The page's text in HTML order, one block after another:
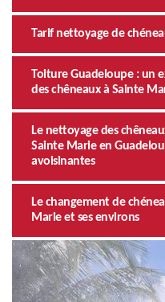
Tarif nettoyage de
Toiture Guadeloupe : un
des chêneaux à Sainte
Le nettoyage des
Sainte Marie en
avoisinantes
Le changement de
Marie et ses environs